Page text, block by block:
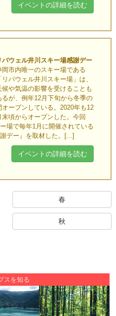
イベントの詳細を読む
バウェル井川スキー場感謝デー
岡市内唯一のスキー場である
リバウェル井川スキー場」は、
候や気温の影響を受けることも
るが、例年12月下旬から冬季の
オープンしている。2020年も12
末頃からオープンした。今回
場で毎年1月に開催されている
デー』を取材した。[...]
イベントの詳細を読む
春
秋
スを知る